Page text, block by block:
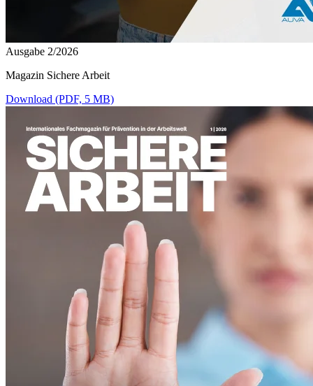
Ausgabe 2/2026
Magazin Sichere Arbeit
Download (PDF, 5 MB)